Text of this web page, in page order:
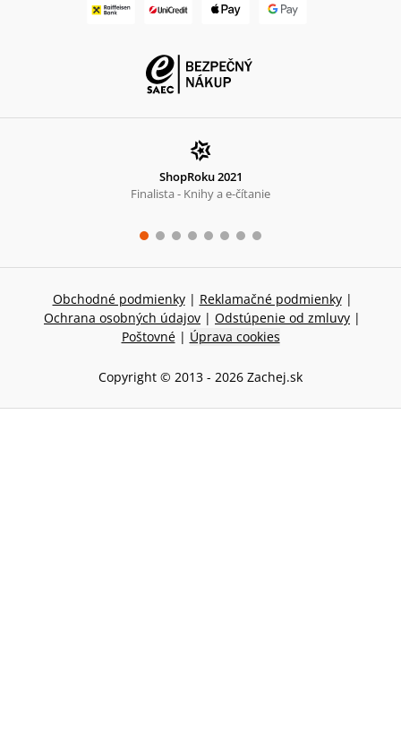
ShopRoku 2021
Finalista - Knihy a e-čítanie
Obchodné podmienky | Reklamačné podmienky |
Ochrana osobných údajov | Odstúpenie od zmluvy |
Poštovné | Úprava cookies
Copyright © 2013 - 2026 Zachej.sk